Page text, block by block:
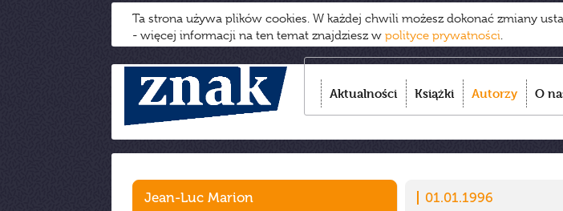
Ta strona używa plików cookies. W każdej chwili możesz dokonać zmiany
- więcej informacji na ten temat znajdziesz w polityce prywatności.
Aktualności Książki Autorzy O
Jean-Luc Marion 01.01.1996